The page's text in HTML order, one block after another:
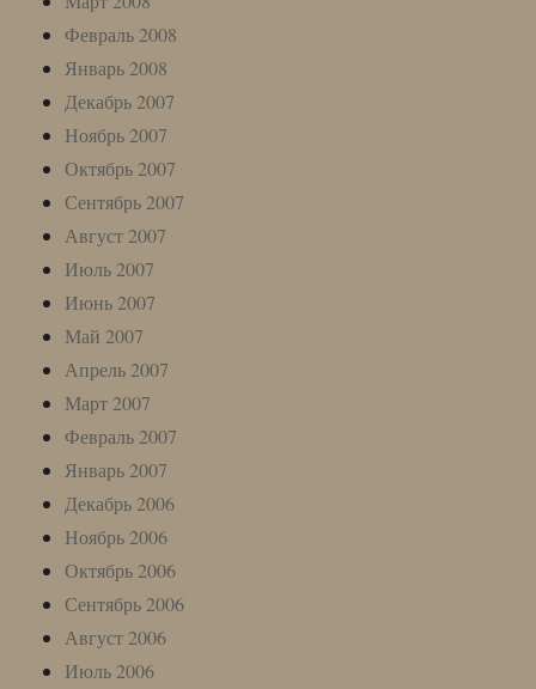
Февраль 2008
Январь 2008
Декабрь 2007
Ноябрь 2007
Октябрь 2007
Сентябрь 2007
Август 2007
Июль 2007
Июнь 2007
Май 2007
Апрель 2007
Март 2007
Февраль 2007
Январь 2007
Декабрь 2006
Ноябрь 2006
Октябрь 2006
Сентябрь 2006
Август 2006
Июль 2006